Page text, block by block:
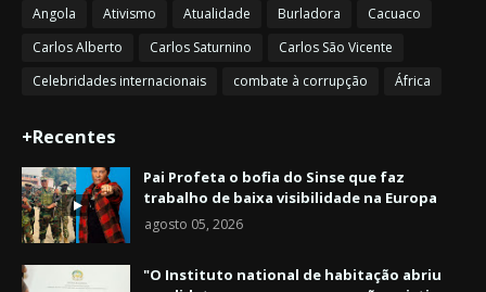
Angola Ativismo Atualidade Burladora
Cacuaco
Carlos Alberto
Carlos Saturnino
Carlos São Vicente
Celebridades internacionais
combate à corrupção África
+Recentes
Pai Profeta o bofia do Sinse que faz
trabalho de baixa visibilidade na Europa
agosto 05, 2026
"O Instituto national de habitação abriu